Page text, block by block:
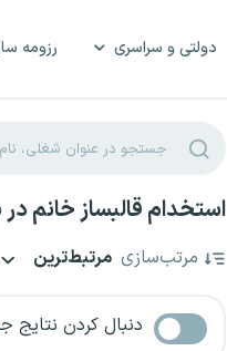
دولتی و سراسری رزومه
استخدام قالبساز خانم
مرتب‌سازی مرتبط‌ترین
دنبال کردن نتایج